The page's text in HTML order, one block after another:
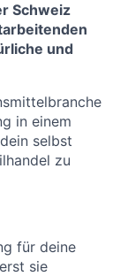
Schweiz
und
in einem
selbst
zu
für deine
sie